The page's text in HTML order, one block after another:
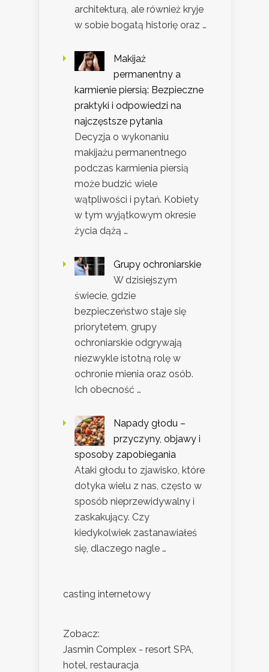
architekturą, ale również kryje
w sobie bogatą historię oraz …
Makijaż
permanentny a
karmienie piersią: Bezpieczne
praktyki i odpowiedzi na
najczęstsze pytania
Decyzja o wykonaniu
makijażu permanentnego
podczas karmienia piersią
może budzić wiele
wątpliwości i pytań. Kobiety
w tym wyjątkowym okresie
życia dążą …
Grupy ochroniarskie
W dzisiejszym
świecie, gdzie
bezpieczeństwo staje się
priorytetem, grupy
ochroniarskie odgrywają
niezwykle istotną rolę w
ochronie mienia oraz osób.
Ich obecność …
Napady głodu –
przyczyny, objawy i
sposoby zapobiegania
Ataki głodu to zjawisko, które
dotyka wielu z nas, często w
sposób nieprzewidywalny i
zaskakujący. Czy
kiedykolwiek zastanawiałeś
się, dlaczego nagle …
casting internetowy
Zobacz:
Jasmin Complex - resort SPA,
hotel, restauracja